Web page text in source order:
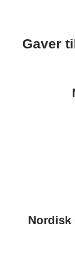
Gaver
Nordisk